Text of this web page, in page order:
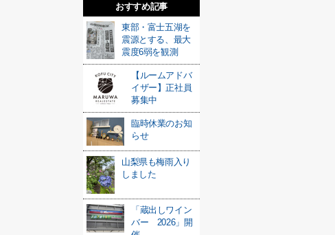
おすすめ記事
東部・富士五湖を
震源とする、最大
震度6弱を観測
【ルームアドバ
イザー】正社員
募集中
臨時休業のお知
らせ
山梨県も梅雨入り
しました
「蔵出しワイン
バー 2026」開